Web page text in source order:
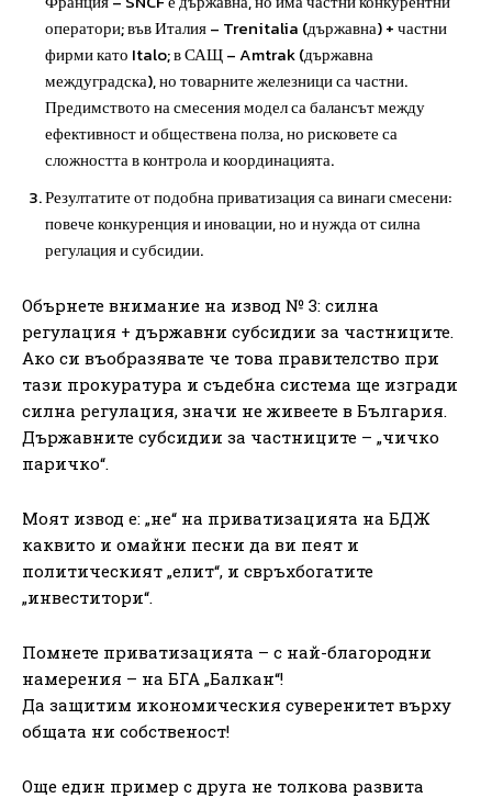
оператори; във Италия – Trenitalia (държавна) + частни
фирми като Italo; в САЩ – Amtrak (държавна
междуградска), но товарните железници са частни.
Предимството на смесения модел са балансът между
ефективност и обществена полза, но рисковете са
сложността в контрола и координацията.
Резултатите от подобна приватизация са винаги смесени:
повече конкуренция и иновации, но и нужда от силна
регулация и субсидии.
Обърнете внимание на извод № 3: силна
регулация + държавни субсидии за частниците.
Ако си въобразявате че това правителство при
тази прокуратура и съдебна система ще изгради
силна регулация, значи не живеете в България.
Държавните субсидии за частниците – „чичко
паричко“.
Моят извод е: „не“ на приватизацията на БДЖ
каквито и омайни песни да ви пеят и
политическият „елит“, и свръхбогатите
„инвеститори“.
Помнете приватизацията – с най-благородни
намерения – на БГА „Балкан“!
Да защитим икономическия суверенитет върху
общата ни собственост!
Още един пример с друга не толкова развита